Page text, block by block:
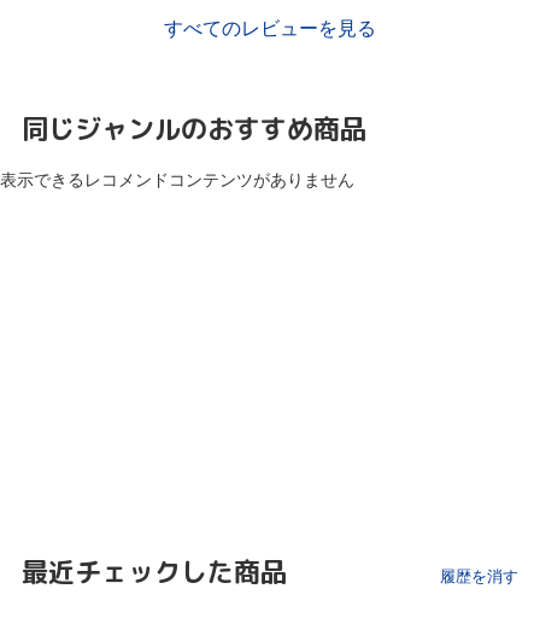
すべてのレビューを見る
同じジャンルのおすすめ商品
表示できるレコメンドコンテンツがありません
最近チェックした商品 履歴を消す